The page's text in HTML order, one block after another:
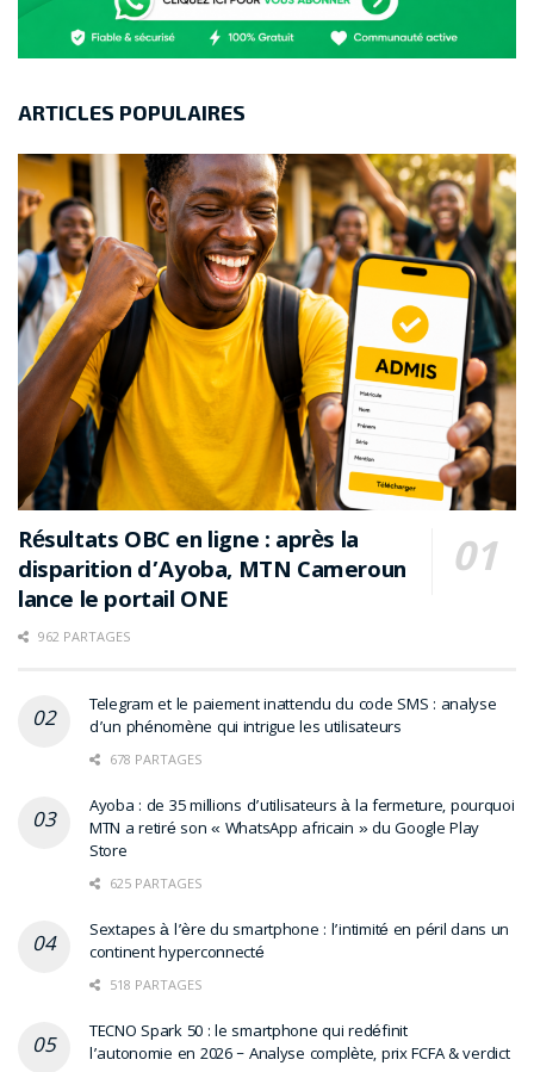
ARTICLES POPULAIRES
Résultats OBC en ligne : après la
disparition d’Ayoba, MTN Cameroun
lance le portail ONE
962 PARTAGES
Telegram et le paiement inattendu du code SMS : analyse
d’un phénomène qui intrigue les utilisateurs
678 PARTAGES
Ayoba : de 35 millions d’utilisateurs à la fermeture, pourquoi
MTN a retiré son « WhatsApp africain » du Google Play
Store
625 PARTAGES
Sextapes à l’ère du smartphone : l’intimité en péril dans un
continent hyperconnecté
518 PARTAGES
TECNO Spark 50 : le smartphone qui redéfinit
l’autonomie en 2026 – Analyse complète, prix FCFA & verdict